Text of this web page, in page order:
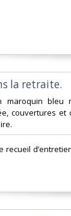
la retraite.‎
maroquin
couvertures et
recueil